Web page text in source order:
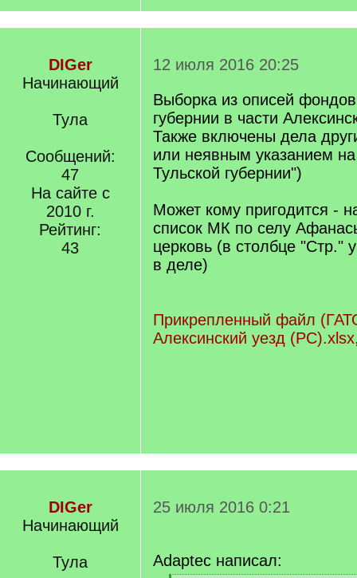
DIGer
Начинающий
Тула
Сообщений:
47
На сайте с
2010 г.
Рейтинг:
43
12 июля 2016 20:25
Выборка из описей
губернии в части
Также включены дела
или неявным указанием
Тульской губернии")
Может кому пригодится -
список МК по селу
церковь (в столбце "Стр."
в деле)
Прикрепленный файл
Алексинский уезд
DIGer
Начинающий
Тула
25 июля 2016 0:21
Adaptec написал: